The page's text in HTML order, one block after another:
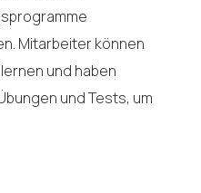
Mitarbeiter können
und haben
und Tests, um